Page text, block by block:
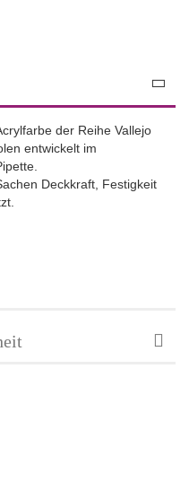
der Reihe Vallejo
entwickelt im
Deckkraft, Festigkeit